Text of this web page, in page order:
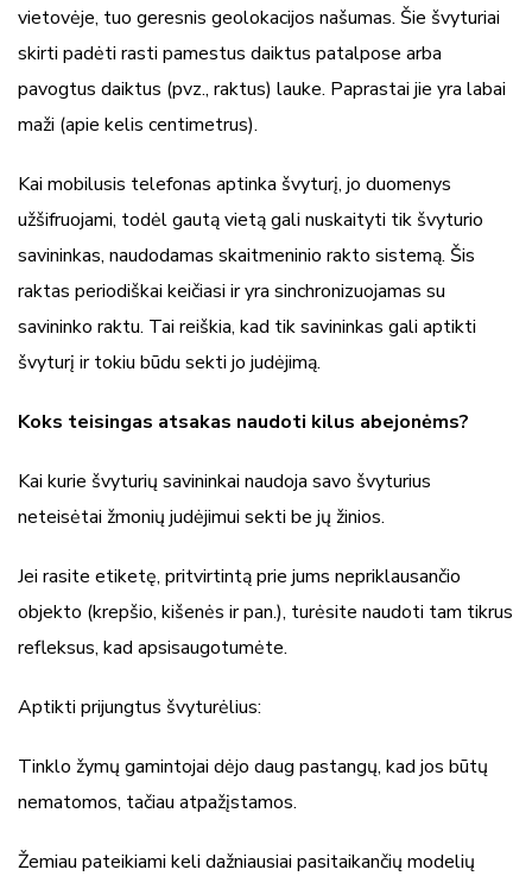
vietovėje, tuo geresnis geolokacijos našumas. Šie švyturiai
skirti padėti rasti pamestus daiktus patalpose arba
pavogtus daiktus (pvz., raktus) lauke. Paprastai jie yra labai
maži (apie kelis centimetrus).
Kai mobilusis telefonas aptinka švyturį, jo duomenys
užšifruojami, todėl gautą vietą gali nuskaityti tik švyturio
savininkas, naudodamas skaitmeninio rakto sistemą. Šis
raktas periodiškai keičiasi ir yra sinchronizuojamas su
savininko raktu. Tai reiškia, kad tik savininkas gali aptikti
švyturį ir tokiu būdu sekti jo judėjimą.
Koks teisingas atsakas naudoti kilus abejonėms?
Kai kurie švyturių savininkai naudoja savo švyturius
neteisėtai žmonių judėjimui sekti be jų žinios.
Jei rasite etiketę, pritvirtintą prie jums nepriklausančio
objekto (krepšio, kišenės ir pan.), turėsite naudoti tam tikrus
refleksus, kad apsisaugotumėte.
Aptikti prijungtus švyturėlius:
Tinklo žymų gamintojai dėjo daug pastangų, kad jos būtų
nematomos, tačiau atpažįstamos.
Žemiau pateikiami keli dažniausiai pasitaikančių modelių